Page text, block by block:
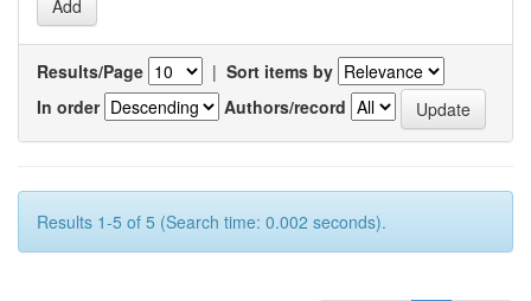
Results/Page | Sort items by
In order
Authors/record
Results 1-5 of 5 (Search time: 0.002 seconds).